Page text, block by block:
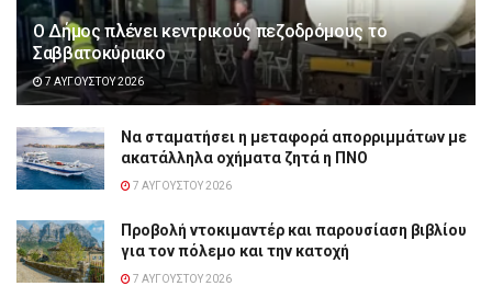
Ο Δήμος πλένει κεντρικούς πεζοδρόμους το
Σαββατοκύριακο
7 ΑΥΓΟΎΣΤΟΥ 2026
Να σταματήσει η μεταφορά απορριμμάτων με
ακατάλληλα οχήματα ζητά η ΠΝΟ
7 ΑΥΓΟΎΣΤΟΥ 2026
Προβολή ντοκιμαντέρ και παρουσίαση βιβλίου
για τον πόλεμο και την κατοχή
7 ΑΥΓΟΎΣΤΟΥ 2026